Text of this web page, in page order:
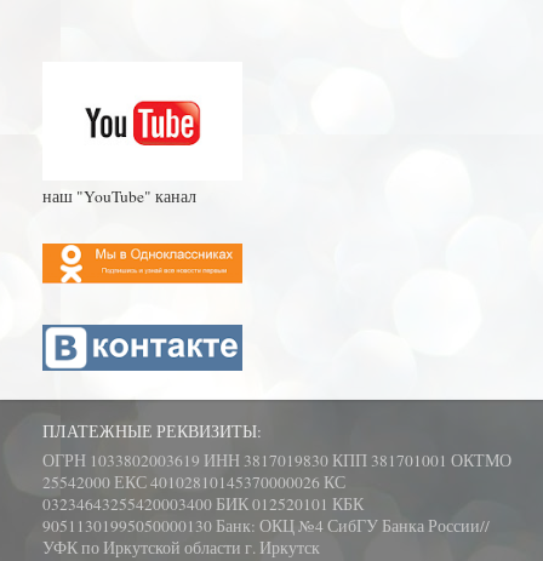
наш "YouTube" канал
ПЛАТЕЖНЫЕ РЕКВИЗИТЫ:
ОГРН 1033802003619 ИНН 3817019830 КПП 381701001 ОКТМО
25542000 ЕКС 40102810145370000026 КС
03234643255420003400 БИК 012520101 КБК
90511301995050000130 Банк: ОКЦ №4 СибГУ Банка России//
УФК по Иркутской области г. Иркутск